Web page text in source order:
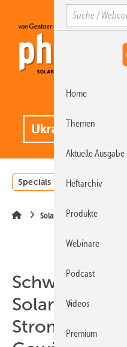
Hauptinhalt
Hauptmenü
SiteSearch
Specials
Solarparks
Schwimmende
Strom von
Search
Home
Themen
Aktuelle Ausgabe
Heftarchiv
Produkte
Webinare
Podcast
Videos
Premium